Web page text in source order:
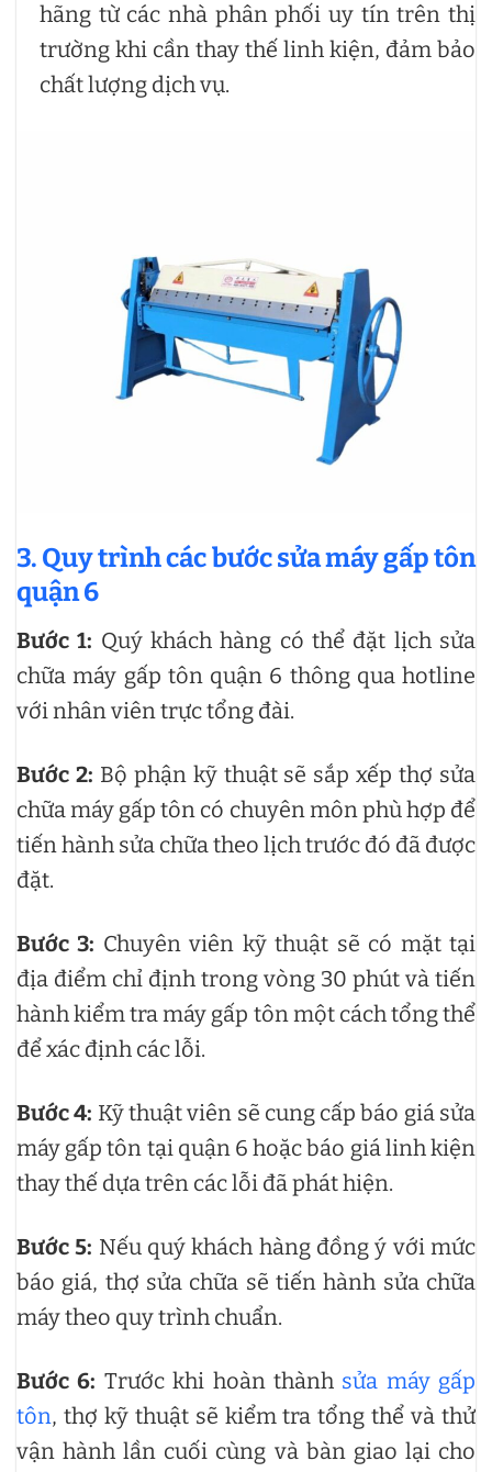
hãng từ các nhà phân phối uy tín trên thị
trường khi cần thay thế linh kiện, đảm bảo
chất lượng dịch vụ.
3. Quy trình các bước sửa máy gấp tôn
quận 6
Bước 1: Quý khách hàng có thể đặt lịch sửa
chữa máy gấp tôn quận 6 thông qua hotline
với nhân viên trực tổng đài.
Bước 2: Bộ phận kỹ thuật sẽ sắp xếp thợ sửa
chữa máy gấp tôn có chuyên môn phù hợp để
tiến hành sửa chữa theo lịch trước đó đã được
đặt.
Bước 3: Chuyên viên kỹ thuật sẽ có mặt tại
địa điểm chỉ định trong vòng 30 phút và tiến
hành kiểm tra máy gấp tôn một cách tổng thể
để xác định các lỗi.
Bước 4: Kỹ thuật viên sẽ cung cấp báo giá sửa
máy gấp tôn tại quận 6 hoặc báo giá linh kiện
thay thế dựa trên các lỗi đã phát hiện.
Bước 5: Nếu quý khách hàng đồng ý với mức
báo giá, thợ sửa chữa sẽ tiến hành sửa chữa
máy theo quy trình chuẩn.
Bước 6: Trước khi hoàn thành sửa máy gấp
tôn, thợ kỹ thuật sẽ kiểm tra tổng thể và thử
vận hành lần cuối cùng và bàn giao lại cho